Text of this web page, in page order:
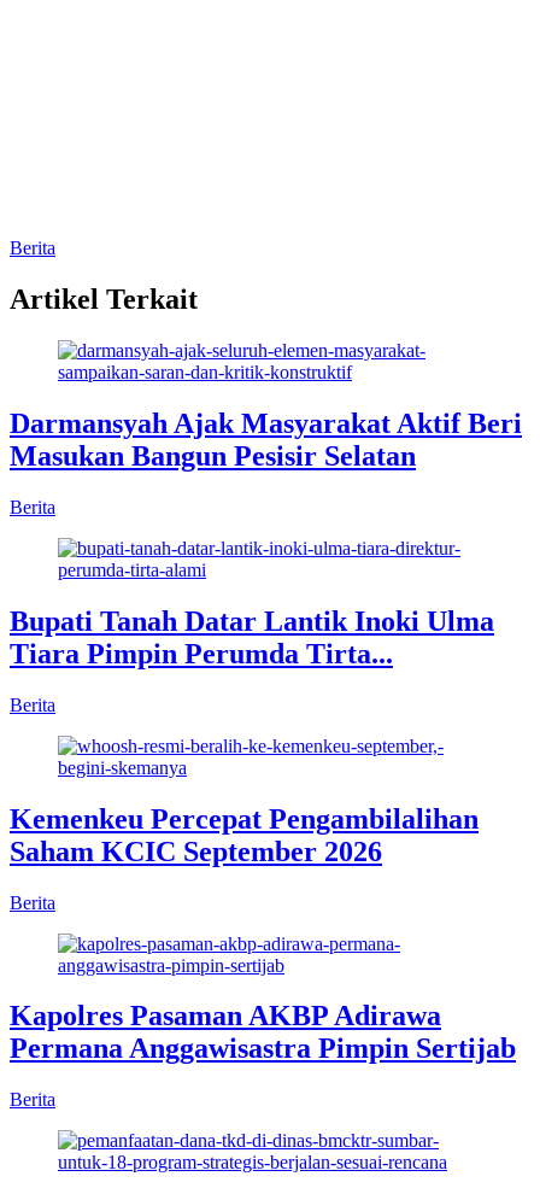
Berita
Artikel Terkait
Darmansyah Ajak Masyarakat Aktif Beri
Masukan Bangun Pesisir Selatan
Berita
Bupati Tanah Datar Lantik Inoki Ulma
Tiara Pimpin Perumda Tirta...
Berita
Kemenkeu Percepat Pengambilalihan
Saham KCIC September 2026
Berita
Kapolres Pasaman AKBP Adirawa
Permana Anggawisastra Pimpin Sertijab
Berita